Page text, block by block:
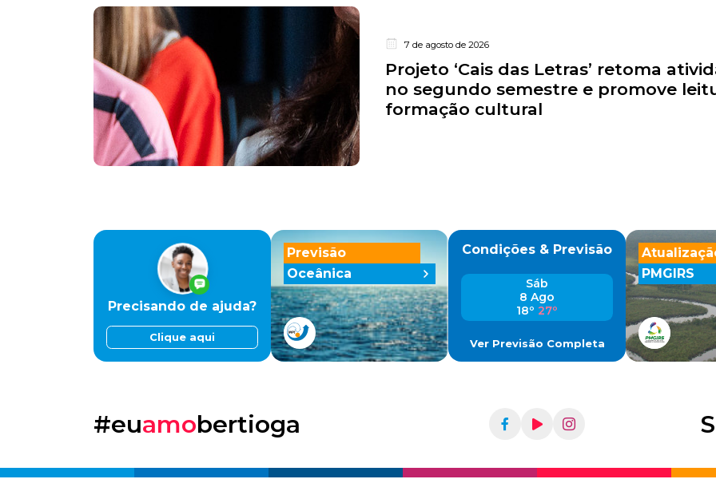
7 de agosto de 2026
Projeto ‘Cais das Letras’ retoma
no segundo semestre e promove
formação cultural
Previsão
Oceânica
Precisando de ajuda?
Clique aqui
Condições & Previsão
Sáb
8 Ago
18º 27º
Ver Previsão Completa
PMGIRS
#euamobertioga